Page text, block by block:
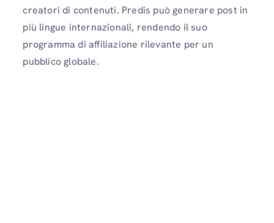
creatori di contenuti. Predis può generare post in
più lingue internazionali, rendendo il suo
programma di affiliazione rilevante per un
pubblico globale.